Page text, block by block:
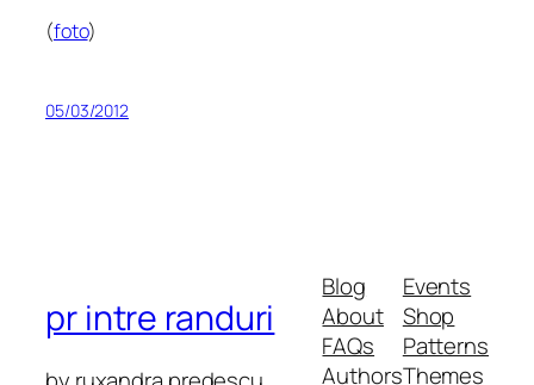
(foto)
05/03/2012
pr intre randuri
Blog
About
FAQs
Authors
Events
Shop
Patterns
Themes